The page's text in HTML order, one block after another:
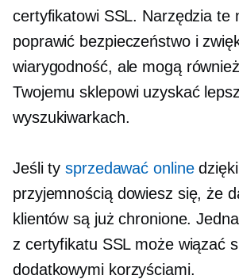
certyfikatowi SSL. Narzędzia te
poprawić bezpieczeństwo i
wiarygodność, ale mogą
Twojemu sklepowi uzyskać
wyszukiwarkach.
Jeśli tysprzedawać online
przyjemnością dowiesz się, że
klientów są już chronione.
z certyfikatu SSL może wiązać
dodatkowymi korzyściami.